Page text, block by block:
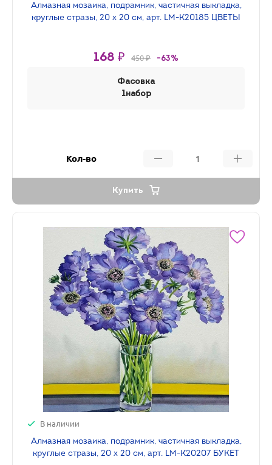
Алмазная мозаика, подрамник, частичная выкладка,
круглые стразы, 20 х 20 см, арт. LM-K20185 ЦВЕТЫ
168 ₽ 450 ₽ -63%
Фасовка
1набор
Кол-во
Купить
В наличии
Алмазная мозаика, подрамник, частичная выкладка,
круглые стразы, 20 х 20 см, арт. LM-K20207 БУКЕТ